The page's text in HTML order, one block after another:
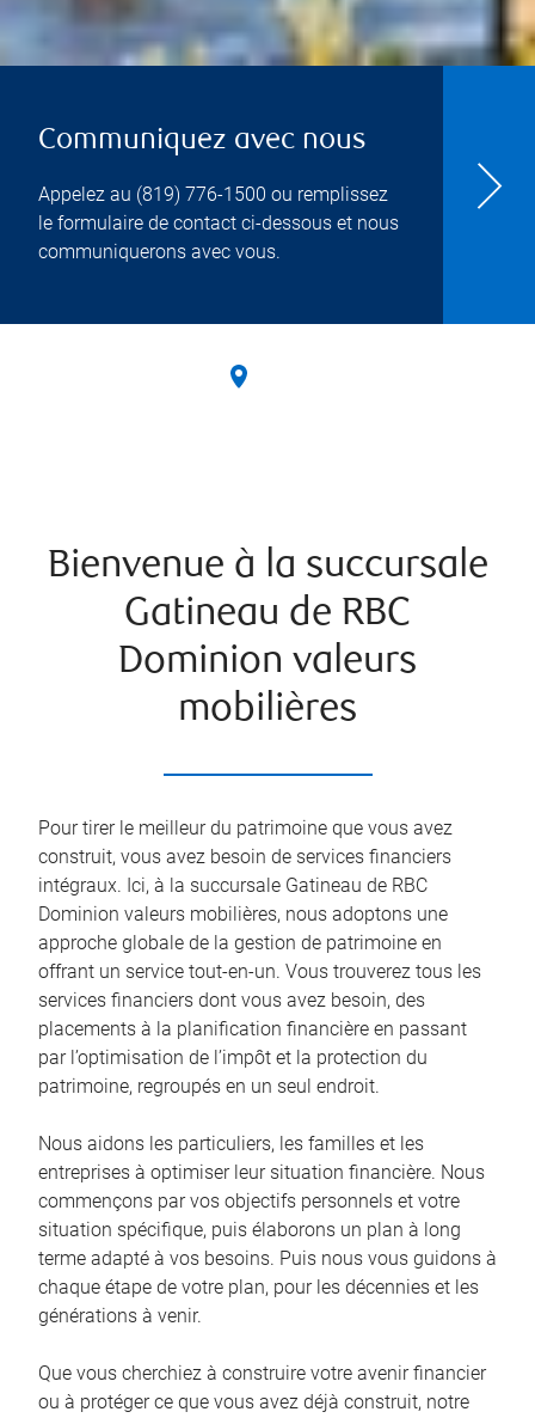
Communiquez avec nous
Appelez au (819) 776-1500 ou remplissez
le formulaire de contact ci-dessous et nous
communiquerons avec vous.
Bienvenue à la succursale
Gatineau de RBC
Dominion valeurs
mobilières
Pour tirer le meilleur du patrimoine que vous avez
construit, vous avez besoin de services financiers
intégraux. Ici, à la succursale Gatineau de RBC
Dominion valeurs mobilières, nous adoptons une
approche globale de la gestion de patrimoine en
offrant un service tout-en-un. Vous trouverez tous les
services financiers dont vous avez besoin, des
placements à la planification financière en passant
par l’optimisation de l’impôt et la protection du
patrimoine, regroupés en un seul endroit.
Nous aidons les particuliers, les familles et les
entreprises à optimiser leur situation financière. Nous
commençons par vos objectifs personnels et votre
situation spécifique, puis élaborons un plan à long
terme adapté à vos besoins. Puis nous vous guidons à
chaque étape de votre plan, pour les décennies et les
générations à venir.
Que vous cherchiez à construire votre avenir financier
ou à protéger ce que vous avez déjà construit, notre